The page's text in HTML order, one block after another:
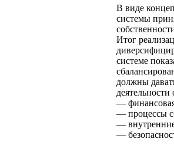
В виде
системы
Итог
системе
должны
—
— процессы
— внутренние
—